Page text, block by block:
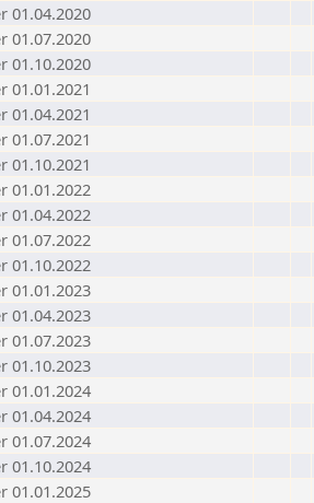
01.04.2020
01.07.2020
01.10.2020
01.01.2021
01.04.2021
01.07.2021
01.10.2021
01.01.2022
01.04.2022
01.07.2022
01.10.2022
01.01.2023
01.04.2023
01.07.2023
01.10.2023
01.01.2024
01.04.2024
01.07.2024
01.10.2024
01.01.2025